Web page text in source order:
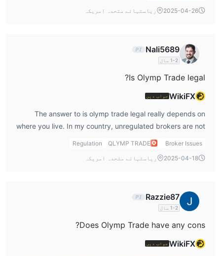
2025-04-26
ریاستہائے متحدہ امریکہ
Nali5689
1-2 سال
Is Olymp Trade legal?
WikiFX جواب دیں
The answer to is olymp trade legal really depends on
where you live. In my country, unregulated brokers are not
illegal, but I always weigh the risks before depositing.
committing large funds.
Broker Issues
QLYMP TRADE
Regulation
2025-04-18
ریاستہائے متحدہ امریکہ
Razzie87
1-2 سال
Does Olymp Trade have any cons?
WikiFX جواب دیں